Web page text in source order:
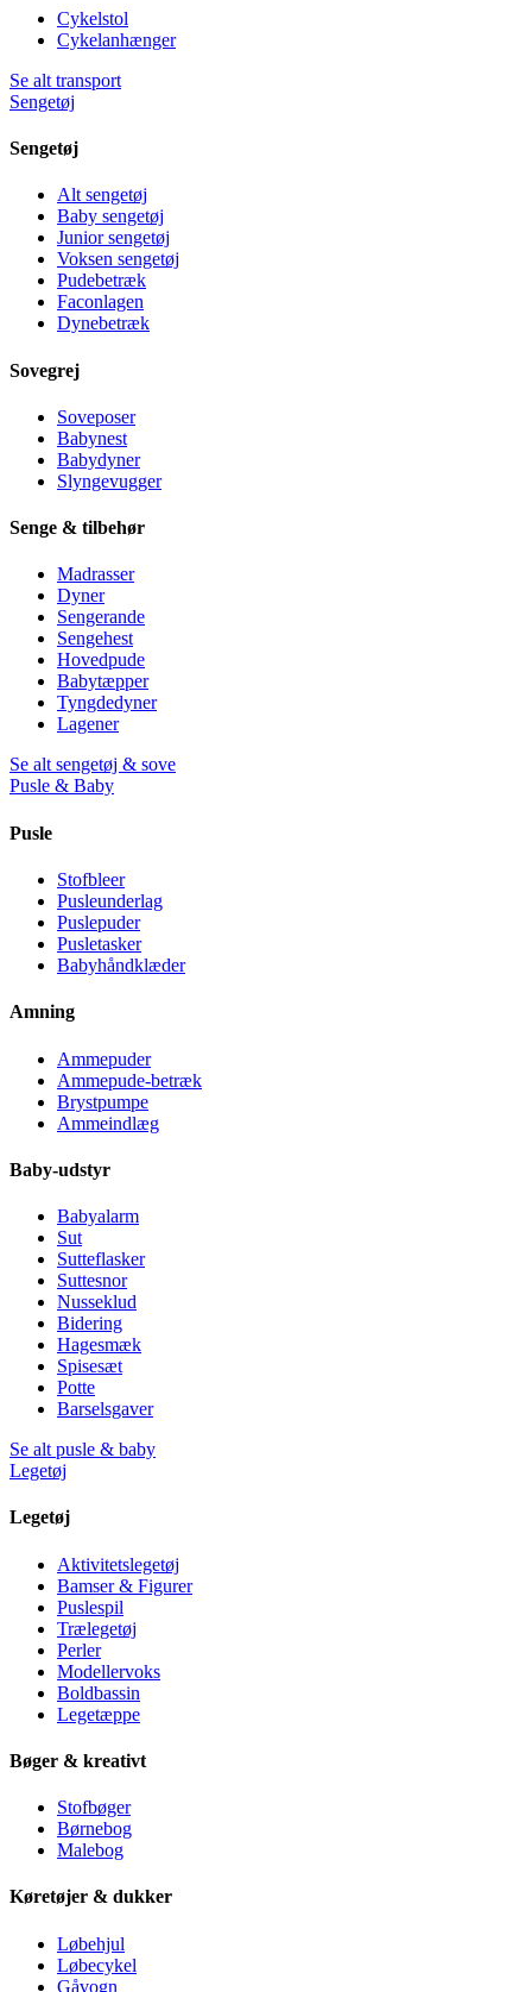
Cykelstol
Cykelanhænger
Se alt transport
Sengetøj
Sengetøj
Alt sengetøj
Baby sengetøj
Junior sengetøj
Voksen sengetøj
Pudebetræk
Faconlagen
Dynebetræk
Sovegrej
Soveposer
Babynest
Babydyner
Slyngevugger
Senge & tilbehør
Madrasser
Dyner
Sengerande
Sengehest
Hovedpude
Babytæpper
Tyngdedyner
Lagener
Se alt sengetøj & sove
Pusle & Baby
Pusle
Stofbleer
Pusleunderlag
Puslepuder
Pusletasker
Babyhåndklæder
Amning
Ammepuder
Ammepude-betræk
Brystpumpe
Ammeindlæg
Baby-udstyr
Babyalarm
Sut
Sutteflasker
Suttesnor
Nusseklud
Bidering
Hagesmæk
Spisesæt
Potte
Barselsgaver
Se alt pusle & baby
Legetøj
Legetøj
Aktivitetslegetøj
Bamser & Figurer
Puslespil
Trælegetøj
Perler
Modellervoks
Boldbassin
Legetæppe
Bøger & kreativt
Stofbøger
Børnebog
Malebog
Køretøjer & dukker
Løbehjul
Løbecykel
Gåvogn